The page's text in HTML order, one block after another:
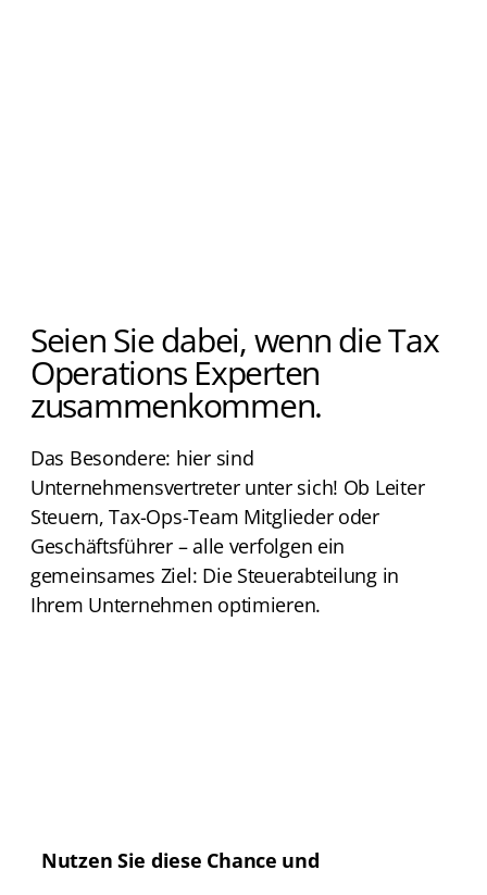
Seien Sie dabei, wenn die Tax
Operations Experten
zusammenkommen.
Das Besondere: hier sind
Unternehmensvertreter unter sich! Ob Leiter
Steuern, Tax-Ops-Team Mitglieder oder
Geschäftsführer – alle verfolgen ein
gemeinsames Ziel: Die Steuerabteilung in
Ihrem Unternehmen optimieren.
Nutzen Sie diese Chance und